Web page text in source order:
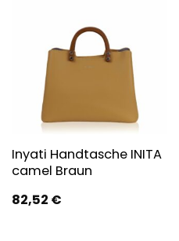
Inyati Handtasche INITA
camel Braun
82,52 €